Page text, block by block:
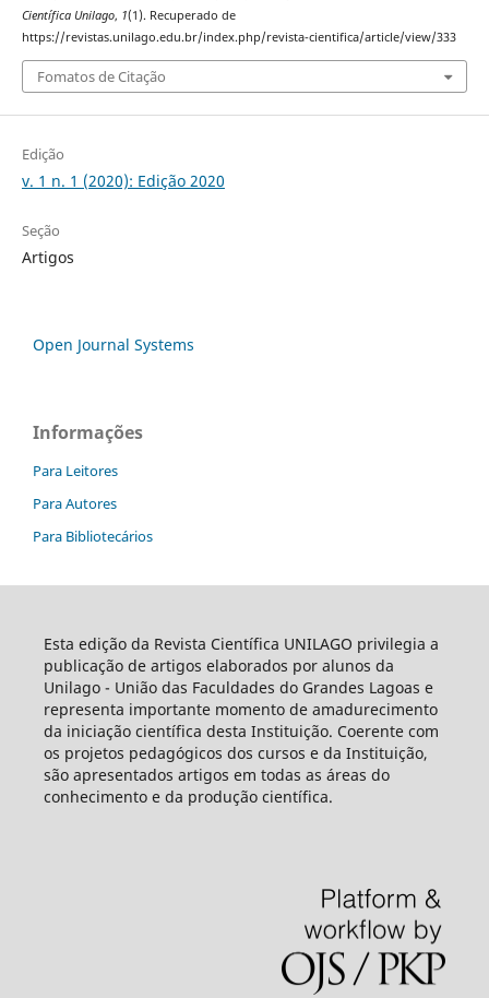
Científica Unilago, 1(1). Recuperado de
https://revistas.unilago.edu.br/index.php/revista-cientifica/article/view/333
Fomatos de Citação
Edição
v. 1 n. 1 (2020): Edição 2020
Seção
Artigos
Open Journal Systems
Informações
Para Leitores
Para Autores
Para Bibliotecários
Esta edição da Revista Científica UNILAGO privilegia a
publicação de artigos elaborados por alunos da
Unilago - União das Faculdades do Grandes Lagoas e
representa importante momento de amadurecimento
da iniciação científica desta Instituição. Coerente com
os projetos pedagógicos dos cursos e da Instituição,
são apresentados artigos em todas as áreas do
conhecimento e da produção científica.